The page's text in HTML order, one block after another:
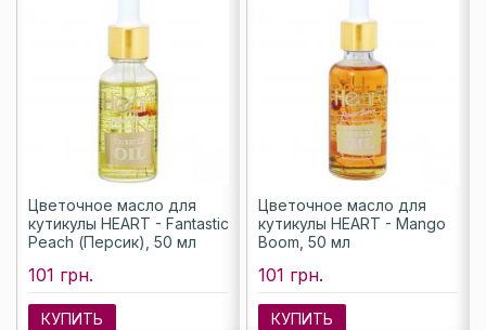
Цветочное масло для
кутикулы HEART - Fantastic
Peach (Персик), 50 мл
101 грн.
КУПИТЬ
Цветочное масло для
кутикулы HEART - Mango
Boom, 50 мл
101 грн.
КУПИТЬ